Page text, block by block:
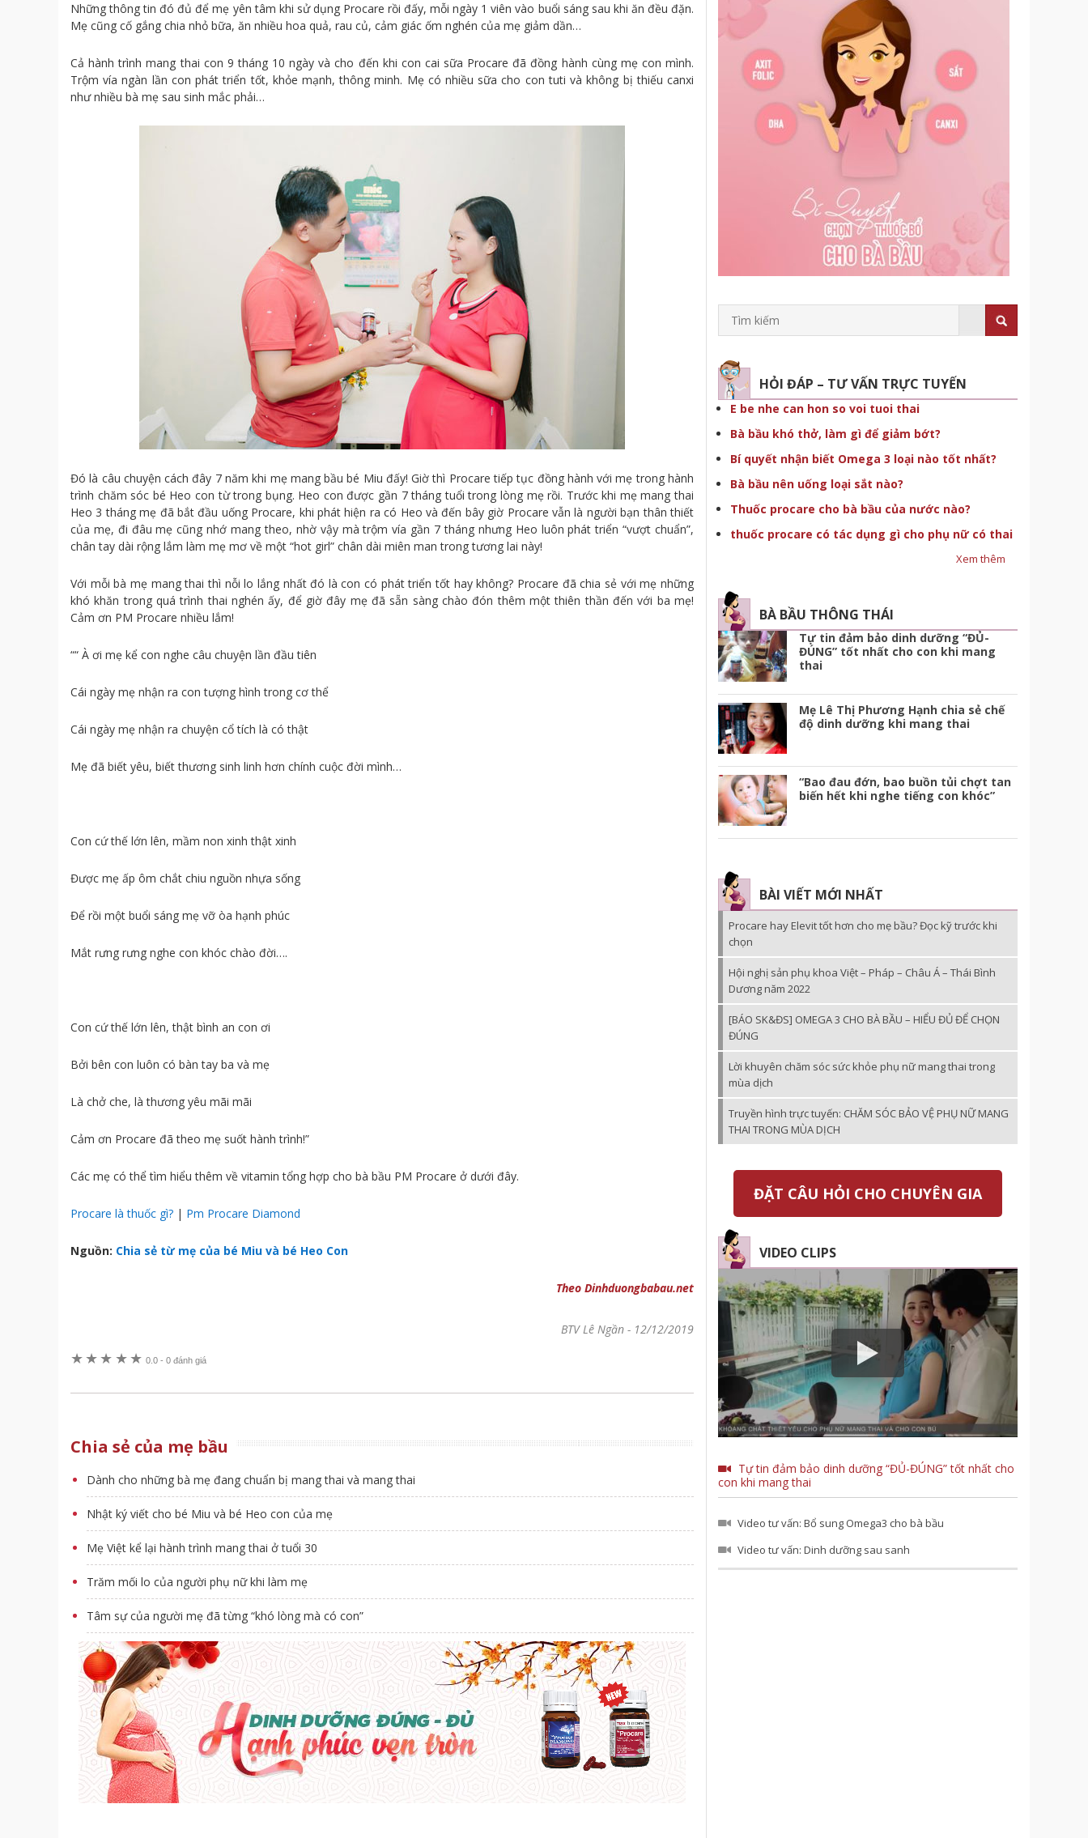
Những thông tin đó đủ để mẹ yên tâm khi sử dụng Procare rồi đấy, mỗi ngày 1 viên vào buổi sáng sau khi ăn đều đặn.
Mẹ cũng cố gắng chia nhỏ bữa, ăn nhiều hoa quả, rau củ, cảm giác ốm nghén của mẹ giảm dần…
Cả hành trình mang thai con 9 tháng 10 ngày và cho đến khi con cai sữa Procare đã đồng hành cùng mẹ con mình.
Trộm vía ngàn lần con phát triển tốt, khỏe mạnh, thông minh. Mẹ có nhiều sữa cho con tuti và không bị thiếu canxi
như nhiều bà mẹ sau sinh mắc phải…
Đó là câu chuyện cách đây 7 năm khi mẹ mang bầu bé Miu đấy! Giờ thì Procare tiếp tục đồng hành với mẹ trong hành
trình chăm sóc bé Heo con từ trong bụng. Heo con được gần 7 tháng tuổi trong lòng mẹ rồi. Trước khi mẹ mang thai
Heo 3 tháng mẹ đã bắt đầu uống Procare, khi phát hiện ra có Heo và đến bây giờ Procare vẫn là người bạn thân thiết
của mẹ, đi đâu mẹ cũng nhớ mang theo, nhờ vậy mà trộm vía gần 7 tháng nhưng Heo luôn phát triển “vượt chuẩn”,
chân tay dài rộng lắm làm mẹ mơ về một “hot girl” chân dài miên man trong tương lai này!
Với mỗi bà mẹ mang thai thì nỗi lo lắng nhất đó là con có phát triển tốt hay không? Procare đã chia sẻ với mẹ những
khó khăn trong quá trình thai nghén ấy, để giờ đây mẹ đã sẵn sàng chào đón thêm một thiên thần đến với ba mẹ!
Cảm ơn PM Procare nhiều lắm!
““ À ơi mẹ kể con nghe câu chuyện lần đầu tiên
Cái ngày mẹ nhận ra con tượng hình trong cơ thể
Cái ngày mẹ nhận ra chuyện cổ tích là có thật
Mẹ đã biết yêu, biết thương sinh linh hơn chính cuộc đời mình…
Con cứ thế lớn lên, mầm non xinh thật xinh
Được mẹ ấp ôm chắt chiu nguồn nhựa sống
Để rồi một buổi sáng mẹ vỡ òa hạnh phúc
Mắt rưng rưng nghe con khóc chào đời….
Con cứ thế lớn lên, thật bình an con ơi
Bởi bên con luôn có bàn tay ba và mẹ
Là chở che, là thương yêu mãi mãi
Cảm ơn Procare đã theo mẹ suốt hành trình!”
Các mẹ có thể tìm hiểu thêm về vitamin tổng hợp cho bà bầu PM Procare ở dưới đây.
Procare là thuốc gì? | Pm Procare Diamond
Nguồn: Chia sẻ từ mẹ của bé Miu và bé Heo Con
Theo Dinhduongbabau.net
BTV Lê Ngần - 12/12/2019
★★★ ★★ 0.0 -0 đánh giá
Chia sẻ của mẹ bầu
Dành cho những bà mẹ đang chuẩn bị mang thai và mang thai
Nhật ký viết cho bé Miu và bé Heo con của mẹ
Mẹ Việt kể lại hành trình mang thai ở tuổi 30
Trăm mối lo của người phụ nữ khi làm mẹ
Tâm sự của người mẹ đã từng “khó lòng mà có con”
HỎI ĐÁP – TƯ VẤN TRỰC TUYẾN
E be nhe can hon so voi tuoi thai
Bà bầu khó thở, làm gì để giảm bớt?
Bí quyết nhận biết Omega 3 loại nào tốt nhất?
Bà bầu nên uống loại sắt nào?
Thuốc procare cho bà bầu của nước nào?
thuốc procare có tác dụng gì cho phụ nữ có thai
Xem thêm
BÀ BẦU THÔNG THÁI
Tự tin đảm bảo dinh dưỡng “ĐỦ-
ĐÚNG” tốt nhất cho con khi mang
thai
Mẹ Lê Thị Phương Hạnh chia sẻ chế
độ dinh dưỡng khi mang thai
“Bao đau đớn, bao buồn tủi chợt tan
biến hết khi nghe tiếng con khóc”
BÀI VIẾT MỚI NHẤT
Procare hay Elevit tốt hơn cho mẹ bầu? Đọc kỹ trước khi
chọn
Hội nghị sản phụ khoa Việt – Pháp – Châu Á – Thái Bình
Dương năm 2022
[BÁO SK&ĐS] OMEGA 3 CHO BÀ BẦU – HIỂU ĐỦ ĐỂ CHỌN
ĐÚNG
Lời khuyên chăm sóc sức khỏe phụ nữ mang thai trong
mùa dịch
Truyền hình trực tuyến: CHĂM SÓC BẢO VỆ PHỤ NỮ MANG
THAI TRONG MÙA DỊCH
ĐẶT CÂU HỎI CHO CHUYÊN GIA
VIDEO CLIPS
Tự tin đảm bảo dinh dưỡng “ĐỦ-ĐÚNG” tốt nhất cho
con khi mang thai
Video tư vấn: Bổ sung Omega3 cho bà bầu
Video tư vấn: Dinh dưỡng sau sanh